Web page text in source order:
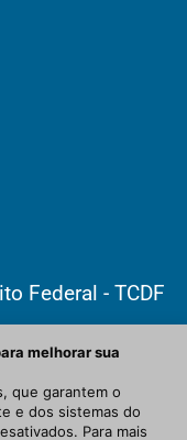
Federal - TCDF
melhorar sua
que garantem o
e dos sistemas do
Para mais